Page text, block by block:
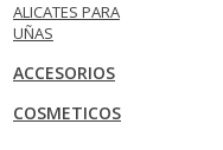
ALICATES PARA
UÑAS
ACCESORIOS
COSMETICOS